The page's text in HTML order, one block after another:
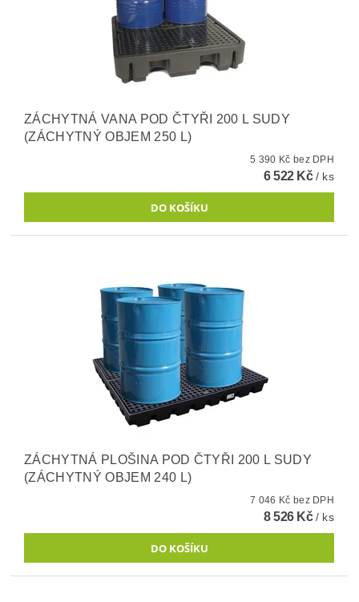
ZÁCHYTNÁ VANA POD ČTYŘI 200 L SUDY
(ZÁCHYTNÝ OBJEM 250 L)
5 390 Kč bez DPH
6 522 Kč/ ks
ZÁCHYTNÁ PLOŠINA POD ČTYŘI 200 L SUDY
(ZÁCHYTNÝ OBJEM 240 L)
7 046 Kč bez DPH
8 526 Kč/ ks